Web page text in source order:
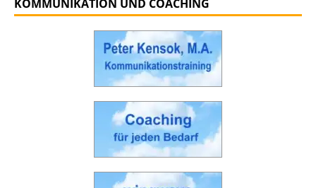
KOMMUNIKATION UND COACHING